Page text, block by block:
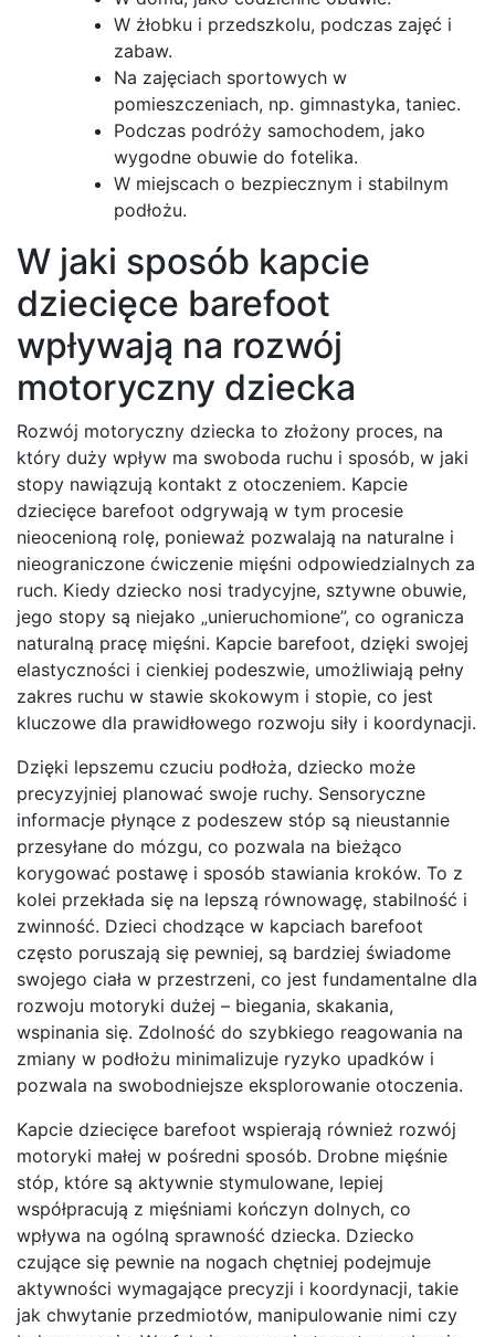
W żłobku i przedszkolu, podczas zajęć i
zabaw.
Na zajęciach sportowych w
pomieszczeniach, np. gimnastyka, taniec.
Podczas podróży samochodem, jako
wygodne obuwie do fotelika.
W miejscach o bezpiecznym i stabilnym
podłożu.
W jaki sposób kapcie
dziecięce barefoot
wpływają na rozwój
motoryczny dziecka
Rozwój motoryczny dziecka to złożony proces, na
który duży wpływ ma swoboda ruchu i sposób, w jaki
stopy nawiązują kontakt z otoczeniem. Kapcie
dziecięce barefoot odgrywają w tym procesie
nieocenioną rolę, ponieważ pozwalają na naturalne i
nieograniczone ćwiczenie mięśni odpowiedzialnych za
ruch. Kiedy dziecko nosi tradycyjne, sztywne obuwie,
jego stopy są niejako „unieruchomione”, co ogranicza
naturalną pracę mięśni. Kapcie barefoot, dzięki swojej
elastyczności i cienkiej podeszwie, umożliwiają pełny
zakres ruchu w stawie skokowym i stopie, co jest
kluczowe dla prawidłowego rozwoju siły i koordynacji.
Dzięki lepszemu czuciu podłoża, dziecko może
precyzyjniej planować swoje ruchy. Sensoryczne
informacje płynące z podeszew stóp są nieustannie
przesyłane do mózgu, co pozwala na bieżąco
korygować postawę i sposób stawiania kroków. To z
kolei przekłada się na lepszą równowagę, stabilność i
zwinność. Dzieci chodzące w kapciach barefoot
często poruszają się pewniej, są bardziej świadome
swojego ciała w przestrzeni, co jest fundamentalne dla
rozwoju motoryki dużej – biegania, skakania,
wspinania się. Zdolność do szybkiego reagowania na
zmiany w podłożu minimalizuje ryzyko upadków i
pozwala na swobodniejsze eksplorowanie otoczenia.
Kapcie dziecięce barefoot wspierają również rozwój
motoryki małej w pośredni sposób. Drobne mięśnie
stóp, które są aktywnie stymulowane, lepiej
współpracują z mięśniami kończyn dolnych, co
wpływa na ogólną sprawność dziecka. Dziecko
czujące się pewnie na nogach chętniej podejmuje
aktywności wymagające precyzji i koordynacji, takie
jak chwytanie przedmiotów, manipulowanie nimi czy